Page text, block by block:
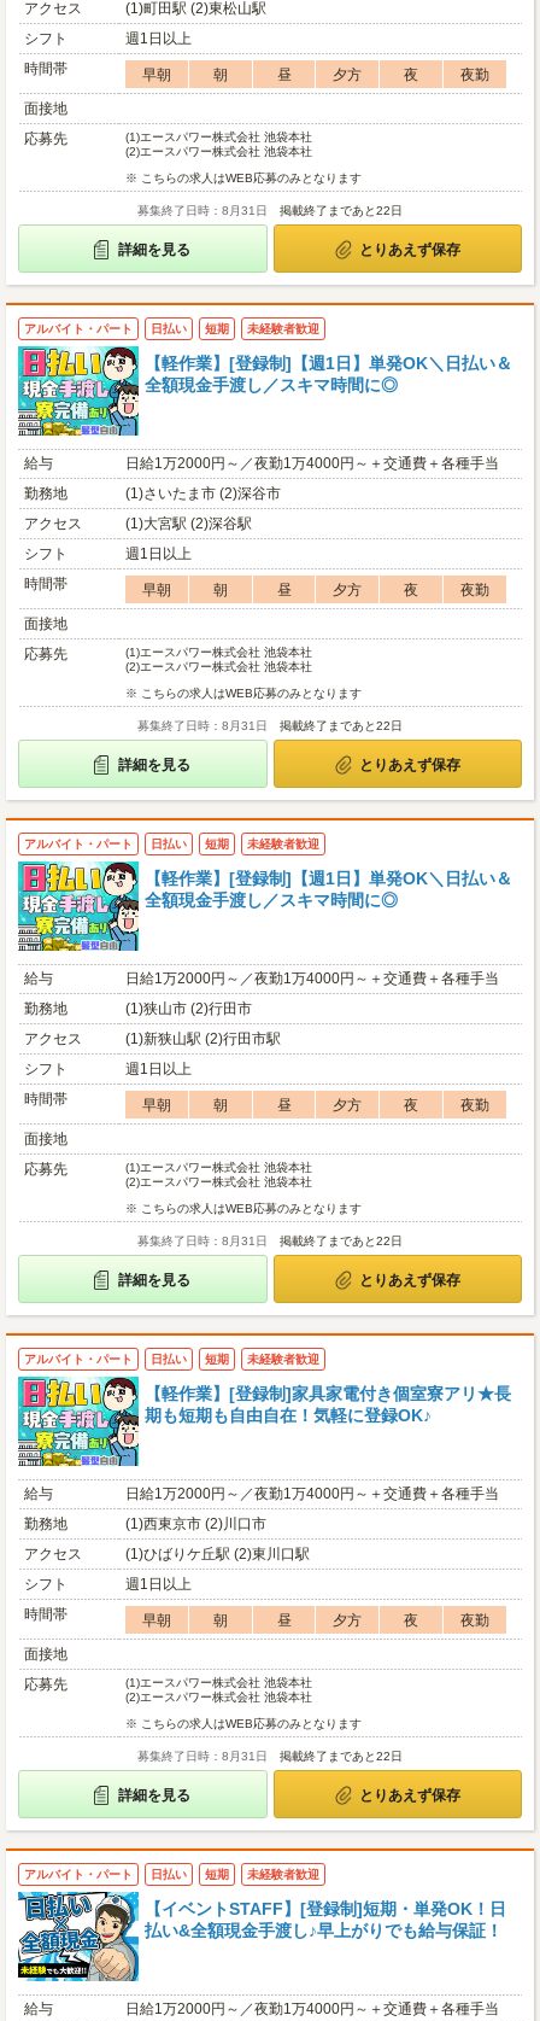
アクセス
(1)町田駅 (2)東松山駅
シフト
週1日以上
時間帯
早朝 朝 昼 夕方 夜
夜勤
面接地
応募先
(1)エースパワー株式会社 池袋本社
(2)エースパワー株式会社 池袋本社
※ こちらの求人はWEB応募のみとなります
募集終了日時：8月31日 掲載終了まであと22日
詳細を見る とりあえず保存
アルバイト・パート 日払い 短期 未経験者歓迎
【軽作業】[登録制]【週1日】単発OK＼日払い＆
全額現金手渡し／スキマ時間に◎
給与
日給1万2000円～／夜勤1万4000円～＋交通費＋各種手当
勤務地
(1)さいたま市 (2)深谷市
アクセス
(1)大宮駅 (2)深谷駅
シフト
週1日以上
時間帯
早朝 朝 昼 夕方 夜
夜勤
面接地
応募先
(1)エースパワー株式会社 池袋本社
(2)エースパワー株式会社 池袋本社
※ こちらの求人はWEB応募のみとなります
募集終了日時：8月31日 掲載終了まであと22日
詳細を見る とりあえず保存
アルバイト・パート 日払い 短期 未経験者歓迎
【軽作業】[登録制]【週1日】単発OK＼日払い＆
全額現金手渡し／スキマ時間に◎
給与
日給1万2000円～／夜勤1万4000円～＋交通費＋各種手当
勤務地
(1)狭山市 (2)行田市
アクセス
(1)新狭山駅 (2)行田市駅
シフト
週1日以上
時間帯
早朝 朝 昼 夕方 夜
夜勤
面接地
応募先
(1)エースパワー株式会社 池袋本社
(2)エースパワー株式会社 池袋本社
※ こちらの求人はWEB応募のみとなります
募集終了日時：8月31日 掲載終了まであと22日
詳細を見る とりあえず保存
アルバイト・パート 日払い 短期 未経験者歓迎
【軽作業】[登録制]家具家電付き個室寮アリ★長
期も短期も自由自在！気軽に登録OK♪
給与
日給1万2000円～／夜勤1万4000円～＋交通費＋各種手当
勤務地
(1)西東京市 (2)川口市
アクセス
(1)ひばりケ丘駅 (2)東川口駅
シフト
週1日以上
時間帯
早朝 朝 昼 夕方 夜
夜勤
面接地
応募先
(1)エースパワー株式会社 池袋本社
(2)エースパワー株式会社 池袋本社
※ こちらの求人はWEB応募のみとなります
募集終了日時：8月31日 掲載終了まであと22日
詳細を見る とりあえず保存
アルバイト・パート 日払い 短期 未経験者歓迎
【イベントSTAFF】[登録制]短期・単発OK！日
払い&全額現金手渡し♪早上がりでも給与保証！
給与
日給1万2000円～／夜勤1万4000円～＋交通費＋各種手当